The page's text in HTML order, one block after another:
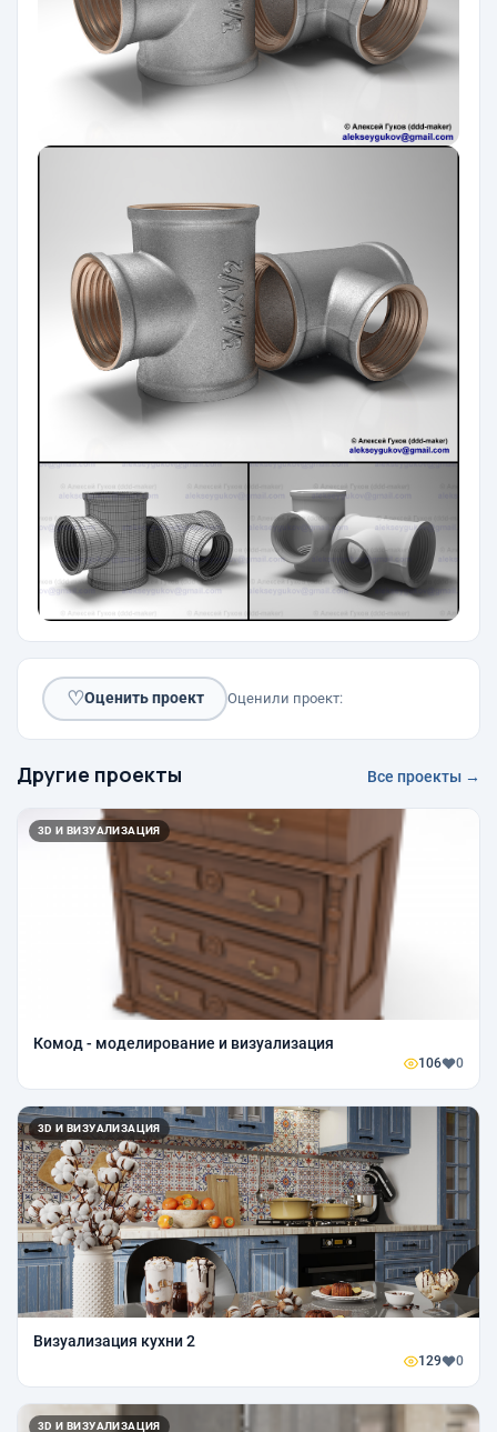
♡Оценить проект Оценили проект:
Другие проекты Все проекты →
3D И ВИЗУАЛИЗАЦИЯ
Комод - моделирование и визуализация
106 0
3D И ВИЗУАЛИЗАЦИЯ
Визуализация кухни 2
129 0
3D И ВИЗУАЛИЗАЦИЯ